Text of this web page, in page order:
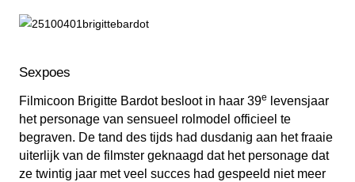
Sexpoes
Filmicoon Brigitte Bardot besloot in haar 39e levensjaar
het personage van sensueel rolmodel officieel te
begraven. De tand des tijds had dusdanig aan het fraaie
uiterlijk van de filmster geknaagd dat het personage dat
ze twintig jaar met veel succes had gespeeld niet meer